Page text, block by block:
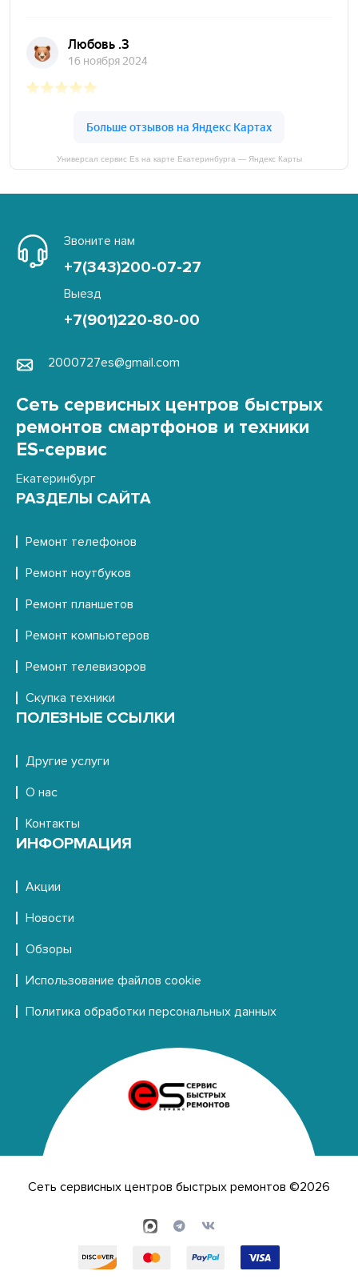
Универсал сервис Es на карте Екатеринбурга — Яндекс Карты
Звоните нам
+7(343)200-07-27
Выезд
+7(901)220-80-00
2000727es@gmail.com
Сеть сервисных центров быстрых
ремонтов смартфонов и техники
ES-сервис
Екатеринбург
РАЗДЕЛЫ САЙТА
Ремонт телефонов
Ремонт ноутбуков
Ремонт планшетов
Ремонт компьютеров
Ремонт телевизоров
Скупка техники
ПОЛЕЗНЫЕ ССЫЛКИ
Другие услуги
О нас
Контакты
ИНФОРМАЦИЯ
Акции
Новости
Обзоры
Использование файлов cookie
Политика обработки персональных данных
Сеть сервисных центров быстрых ремонтов ©2026